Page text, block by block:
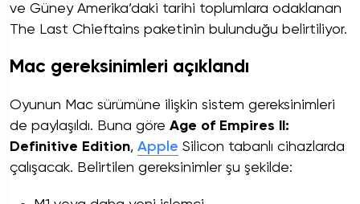
ve Güney Amerika’daki tarihi toplumlara odaklanan
The Last Chieftains paketinin bulunduğu belirtiliyor.
Mac gereksinimleri açıklandı
Oyunun Mac sürümüne ilişkin sistem gereksinimleri
de paylaşıldı. Buna göre Age of Empires II:
Definitive Edition, Apple Silicon tabanlı cihazlarda
çalışacak. Belirtilen gereksinimler şu şekilde: